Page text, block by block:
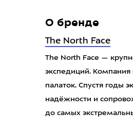
О бренде
The North Face
The North Face —
экспедиций. Компания
палаток. Спустя годы
надёжности и
до самых